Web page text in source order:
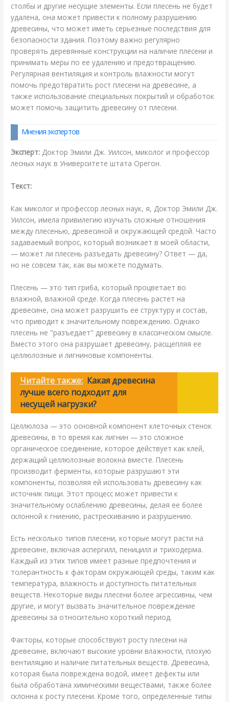
столбы и другие несущие элементы. Если плесень не будет
удалена, она может привести к полному разрушению
древесины, что может иметь серьезные последствия для
безопасности здания. Поэтому важно регулярно
проверять деревянные конструкции на наличие плесени и
принимать меры по ее удалению и предотвращению.
Регулярная вентиляция и контроль влажности могут
помочь предотвратить рост плесени на древесине, а
также использование специальных покрытий и обработок
может помочь защитить древесину от плесени.
Мнения экспертов
Эксперт: Доктор Эмили Дж. Уилсон, миколог и профессор
лесных наук в Университете штата Орегон.
Текст:
Как миколог и профессор лесных наук, я, Доктор Эмили Дж.
Уилсон, имела привилегию изучать сложные отношения
между плесенью, древесиной и окружающей средой. Часто
задаваемый вопрос, который возникает в моей области,
— может ли плесень разъедать древесину? Ответ — да,
но не совсем так, как вы можете подумать.
Плесень — это тип гриба, который процветает во
влажной, влажной среде. Когда плесень растет на
древесине, она может разрушить ее структуру и состав,
что приводит к значительному повреждению. Однако
плесень не "разъедает" древесину в классическом смысле.
Вместо этого она разрушает древесину, расщепляя ее
целлюлозные и лигниновые компоненты.
Читайте также: Какая древесина
лучше всего подходит для
несущей нагрузки?
Целлюлоза — это основной компонент клеточных стенок
древесины, в то время как лигнин — это сложное
органическое соединение, которое действует как клей,
держащий целлюлозные волокна вместе. Плесень
производит ферменты, которые разрушают эти
компоненты, позволяя ей использовать древесину как
источник пищи. Этот процесс может привести к
значительному ослаблению древесины, делая ее более
склонной к гниению, растрескиванию и разрушению.
Есть несколько типов плесени, которые могут расти на
древесине, включая аспергилл, пеницилл и триходерма.
Каждый из этих типов имеет разные предпочтения и
толерантность к факторам окружающей среды, таким как
температура, влажность и доступность питательных
веществ. Некоторые виды плесени более агрессивны, чем
другие, и могут вызвать значительное повреждение
древесины за относительно короткий период.
Факторы, которые способствуют росту плесени на
древесине, включают высокие уровни влажности, плохую
вентиляцию и наличие питательных веществ. Древесина,
которая была повреждена водой, имеет дефекты или
была обработана химическими веществами, также более
склонна к росту плесени. Кроме того, определенные типы